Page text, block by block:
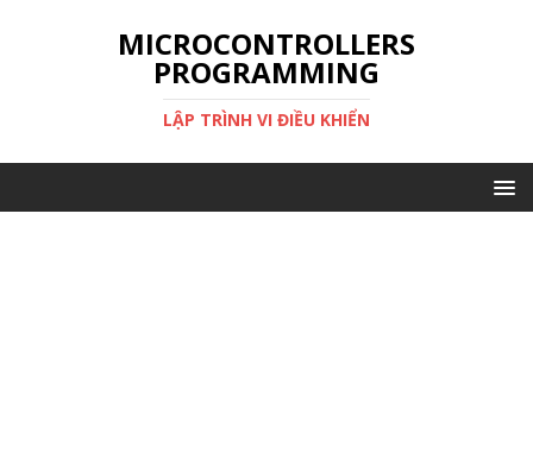
MICROCONTROLLERS
PROGRAMMING
LẬP TRÌNH VI ĐIỀU KHIỂN